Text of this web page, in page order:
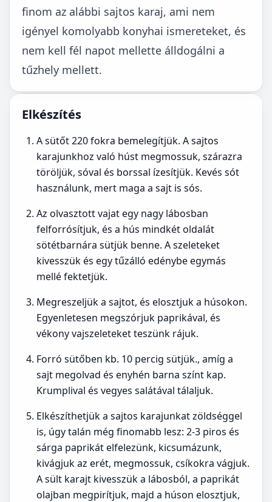
finom az alábbi sajtos karaj, ami nem
igényel komolyabb konyhai ismereteket, és
nem kell fél napot mellette álldogálni a
tűzhely mellett.
Elkészítés
A sütőt 220 fokra bemelegítjük. A sajtos
karajunkhoz való húst megmossuk, szárazra
töröljük, sóval és borssal ízesítjük. Kevés sót
használunk, mert maga a sajt is sós.
Az olvasztott vajat egy nagy lábosban
felforrósítjuk, és a hús mindkét oldalát
sötétbarnára sütjük benne. A szeleteket
kivesszük és egy tűzálló edénybe egymás
mellé fektetjük.
Megreszeljük a sajtot, és elosztjuk a húsokon.
Egyenletesen megszórjuk paprikával, és
vékony vajszeleteket teszünk rájuk.
Forró sütőben kb. 10 percig sütjük., amíg a
sajt megolvad és enyhén barna színt kap.
Krumplival és vegyes salátával tálaljuk.
Elkészíthetjük a sajtos karajunkat zöldséggel
is, úgy talán még finomabb lesz: 2-3 piros és
sárga paprikát elfelezünk, kicsumázunk,
kivágjuk az erét, megmossuk, csíkokra vágjuk.
A sült karajt kivesszük a lábosból, a paprikát
olajban megpirítjuk, majd a húson elosztjuk,